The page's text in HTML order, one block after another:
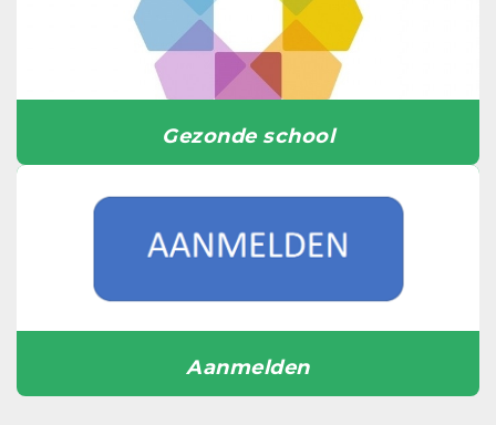
Gezonde school
Aanmelden